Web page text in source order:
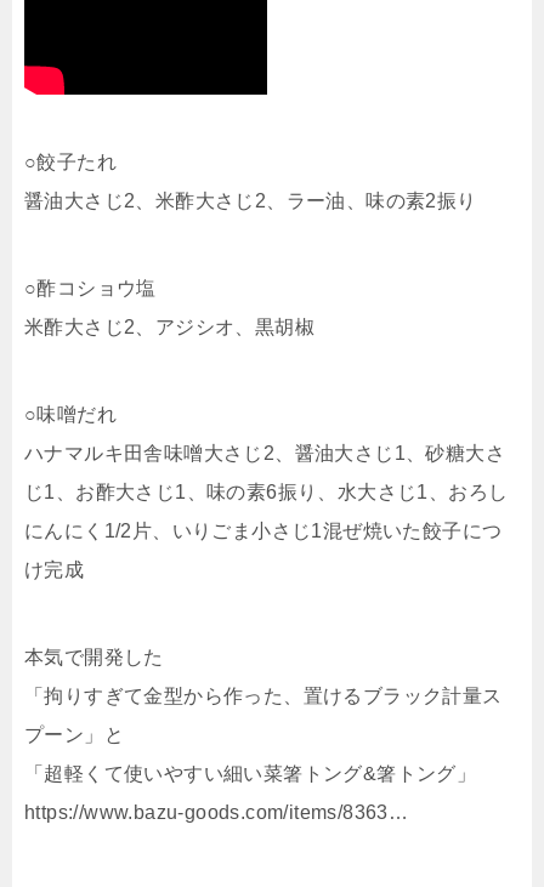
○餃子たれ
醤油大さじ2、米酢大さじ2、ラー油、味の素2振り
○酢コショウ塩
米酢大さじ2、アジシオ、黒胡椒
○味噌だれ
ハナマルキ田舎味噌大さじ2、醤油大さじ1、砂糖大さ
じ1、お酢大さじ1、味の素6振り、水大さじ1、おろし
にんにく1/2片、いりごま小さじ1混ぜ焼いた餃子につ
け完成
本気で開発した
「拘りすぎて金型から作った、置けるブラック計量ス
プーン」と
「超軽くて使いやすい細い菜箸トング&箸トング」
https://www.bazu-goods.com/items/8363…